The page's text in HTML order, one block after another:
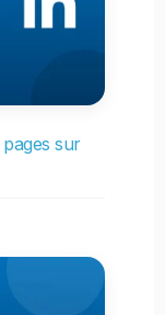
pages sur